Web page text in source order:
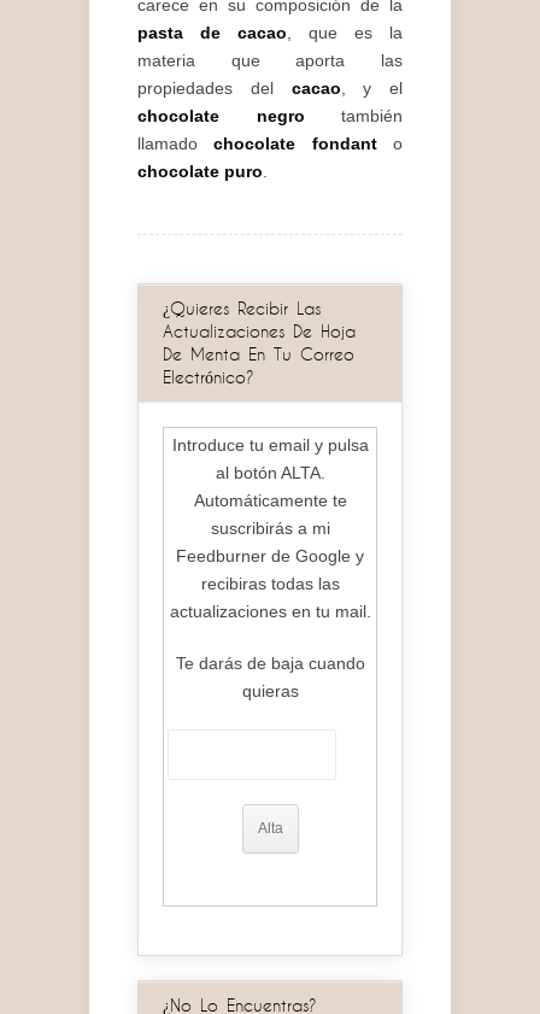
carece en su composición de la
pasta de cacao, que es la
materia que aporta las
propiedades del cacao, y el
chocolate negro también
llamadochocolate fondanto
chocolate puro.
¿Quieres Recibir Las
Actualizaciones De Hoja
De Menta En Tu Correo
Electrónico?
Introduce tu email y pulsa
al botón ALTA.
Automáticamente te
suscribirás a mi
Feedburner de Google y
recibiras todas las
actualizaciones en tu mail.
Te darás de baja cuando
quieras
¿No Lo Encuentras?